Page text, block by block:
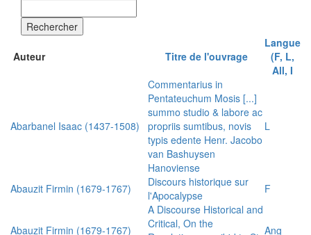
Rechercher
Auteur Titre de l'ouvrage
Langue
(F, L,
All, I
Abarbanel Isaac (1437-1508)
Commentarius in
Pentateuchum Mosis [...]
summo studio & labore ac
propriis sumtibus, novis
typis edente Henr. Jacobo
van Bashuysen
Hanoviense
L
Abauzit Firmin (1679-1767)
Discours historique sur
l'Apocalypse
F
Abauzit Firmin (1679-1767)
A Discourse Historical and
Critical, On the
Ang